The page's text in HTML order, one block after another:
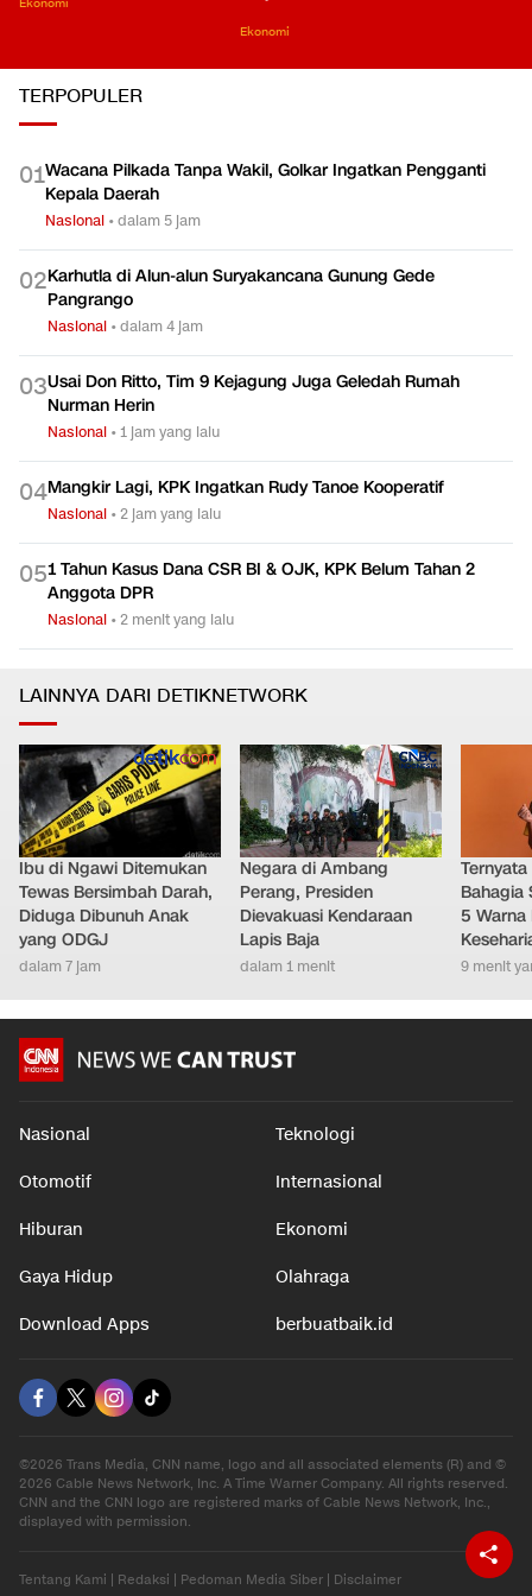
Ekonomi
Ekonomi
TERPOPULER
01Wacana Pilkada Tanpa Wakil, Golkar Ingatkan Pengganti
Kepala Daerah
Nasional •dalam 5 jam
02Karhutla di Alun-alun Suryakancana Gunung Gede
Pangrango
Nasional •dalam 4 jam
03Usai Don Ritto, Tim 9 Kejagung Juga Geledah Rumah
Nurman Herin
Nasional •1 jam yang lalu
04Mangkir Lagi, KPK Ingatkan Rudy Tanoe Kooperatif
Nasional •2 jam yang lalu
051 Tahun Kasus Dana CSR BI & OJK, KPK Belum Tahan 2
Anggota DPR
Nasional •2 menit yang lalu
LAINNYA DARI DETIKNETWORK
Ibu di Ngawi Ditemukan
Tewas Bersimbah Darah,
Diduga Dibunuh Anak
yang ODGJ
dalam 7 jam
Negara di Ambang
Perang, Presiden
Dievakuasi Kendaraan
Lapis Baja
dalam 1 menit
Bahagia
5
9 menit
Nasional Teknologi
Otomotif Internasional
Hiburan Ekonomi
Gaya Hidup Olahraga
Download Apps berbuatbaik.id
©2026 Trans Media, CNN name, logo and all associated elements (R) and ©
2026 Cable News Network, Inc. A Time Warner Company. All rights reserved.
CNN and the CNN logo are registered marks of Cable News Network, Inc.,
displayed with permission.
Tentang Kami Redaksi Pedoman Media Siber Disclaimer